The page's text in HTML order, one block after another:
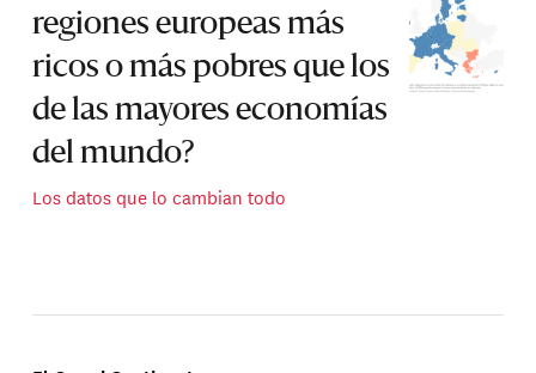
regiones europeas más
ricos o más pobres que los
de las mayores economías
del mundo?
Los datos que lo cambian todo